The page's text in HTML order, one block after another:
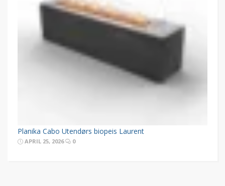
Planika Cabo Utendørs biopeis Laurent
APRIL 25, 2026 0